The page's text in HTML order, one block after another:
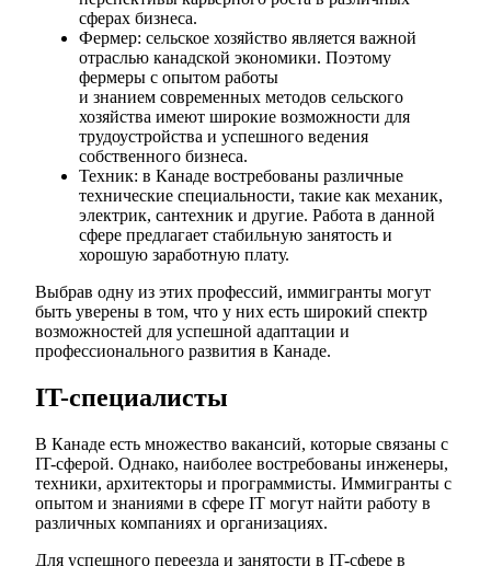
сферах бизнеса.
Фермер: сельское хозяйство является важной
отраслью канадской экономики. Поэтому
фермеры с опытом работы
и знанием современных методов сельского
хозяйства имеют широкие возможности для
трудоустройства и успешного ведения
собственного бизнеса.
Техник: в Канаде востребованы различные
технические специальности, такие как механик,
электрик, сантехник и другие. Работа в данной
сфере предлагает стабильную занятость и
хорошую заработную плату.
Выбрав одну из этих профессий, иммигранты могут
быть уверены в том, что у них есть широкий спектр
возможностей для успешной адаптации и
профессионального развития в Канаде.
IT-специалисты
В Канаде есть множество вакансий, которые связаны с
IT-сферой. Однако, наиболее востребованы инженеры,
техники, архитекторы и программисты. Иммигранты с
опытом и знаниями в сфере IT могут найти работу в
различных компаниях и организациях.
Для успешного переезда и занятости в IT-сфере в